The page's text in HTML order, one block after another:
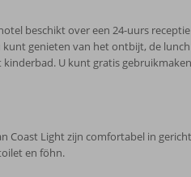
beschikt over een 24-uurs
genieten van het ontbijt, de
U kunt gratis
Coast Light zijn comfortabel in
en föhn.